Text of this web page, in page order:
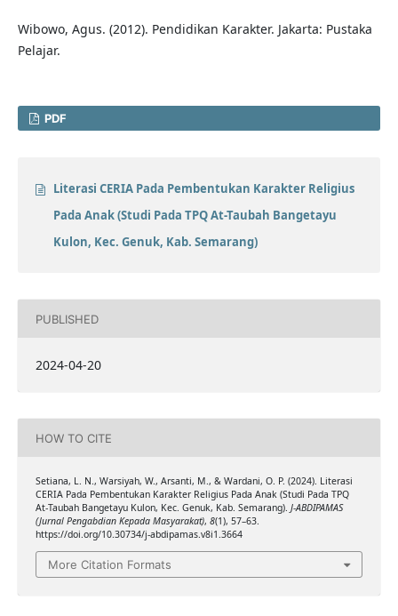
Wibowo, Agus. (2012). Pendidikan Karakter. Jakarta: Pustaka
Pelajar.
PDF
Literasi CERIA Pada Pembentukan Karakter Religius
Pada Anak (Studi Pada TPQ At-Taubah Bangetayu
Kulon, Kec. Genuk, Kab. Semarang)
PUBLISHED
2024-04-20
HOW TO CITE
Setiana, L. N., Warsiyah, W., Arsanti, M., & Wardani, O. P. (2024). Literasi
CERIA Pada Pembentukan Karakter Religius Pada Anak (Studi Pada TPQ
At-Taubah Bangetayu Kulon, Kec. Genuk, Kab. Semarang). J-ABDIPAMAS
(Jurnal Pengabdian Kepada Masyarakat), 8(1), 57–63.
https://doi.org/10.30734/j-abdipamas.v8i1.3664
More Citation Formats